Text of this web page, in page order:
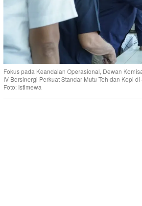
Fokus pada Keandalan Operasional, Dewan
IV Bersinergi Perkuat Standar Mutu Teh dan Kopi
Foto: Istimewa